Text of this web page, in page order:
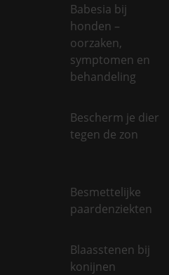
Babesia bij
honden –
oorzaken,
symptomen en
behandeling
Bescherm je dier
tegen de zon
Besmettelijke
paardenziekten
Blaasstenen bij
konijnen